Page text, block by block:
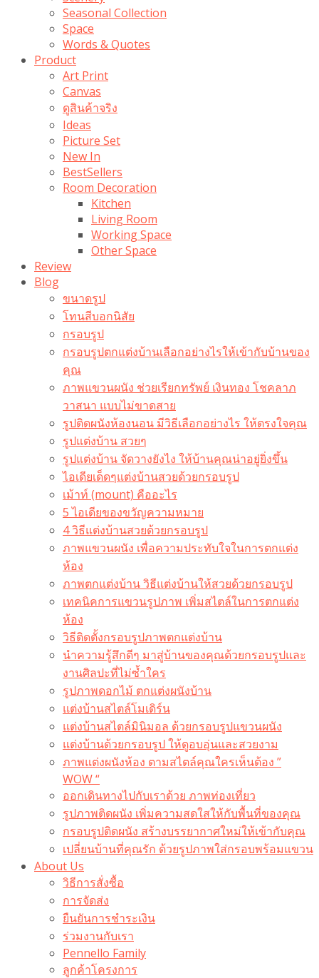
Seasonal Collection
Space
Words & Quotes
Product
Art Print
Canvas
ดูสินค้าจริง
Ideas
Picture Set
New In
BestSellers
Room Decoration
Kitchen
Living Room
Working Space
Other Space
Review
Blog
ขนาดรูป
โทนสีบอกนิสัย
กรอบรูป
กรอบรูปตกแต่งบ้านเลือกอย่างไรให้เข้ากับบ้านของ
คุณ
ภาพแขวนผนัง ช่วยเรียกทรัพย์ เงินทอง โชคลาภ
วาสนา แบบไม่ขาดสาย
รูปติดผนังห้องนอน มีวิธีเลือกอย่างไร ให้ตรงใจคุณ
รูปแต่งบ้าน สวยๆ
รูปแต่งบ้าน จัดวางยังไง ให้บ้านคุณน่าอยู่ยิ่งขึ้น
ไอเดียเด็ดๆแต่งบ้านสวยด้วยกรอบรูป
เม้าท์ (mount) คืออะไร​
5 ไอเดียของขวัญความหมาย
4 วิธีแต่งบ้านสวยด้วยกรอบรูป
ภาพแขวนผนัง เพื่อความประทับใจในการตกแต่ง
ห้อง
ภาพตกแต่งบ้าน วิธีแต่งบ้านให้สวยด้วยกรอบรูป
เทคนิคการแขวนรูปภาพ เพิ่มสไตล์ในการตกแต่ง
ห้อง
วิธีติดตั้งกรอบรูปภาพตกแต่งบ้าน
นำความรู้สึกดีๆ มาสู่บ้านของคุณด้วยกรอบรูปและ
งานศิลปะที่ไม่ซ้ำใคร
รูปภาพดอกไม้ ตกแต่งผนังบ้าน
แต่งบ้านสไตล์โมเดิร์น
แต่งบ้านสไตล์มินิมอล ด้วยกรอบรูปแขวนผนัง
แต่งบ้านด้วยกรอบรูป ให้ดูอบอุ่นและสวยงาม
ภาพแต่งผนังห้อง ตามสไตล์คุณใครเห็นต้อง ”
WOW “
ออกเดินทางไปกับเราด้วย ภาพท่องเที่ยว
รูปภาพติดผนัง เพิ่มความสดใสให้กับพื้นที่ของคุณ
กรอบรูปติดผนัง สร้างบรรยากาศใหม่ให้เข้ากับคุณ
เปลี่ยนบ้านที่คุณรัก ด้วยรูปภาพใส่กรอบพร้อมแขวน​
About Us
วิธีการสั่งซื้อ
การจัดส่ง
ยืนยันการชำระเงิน
ร่วมงานกับเรา
Pennello Family
ลูกค้าโครงการ